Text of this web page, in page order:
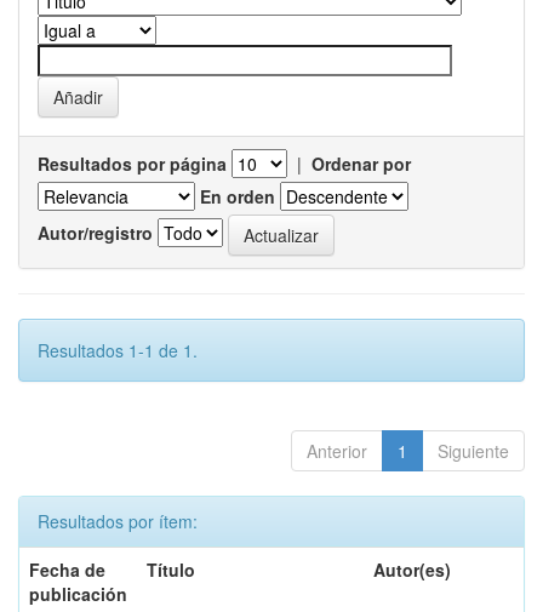
Resultados por página | Ordenar por
En orden
Autor/registro
Resultados 1-1 de 1.
Anterior 1 Siguiente
Resultados por ítem:
Fecha de
publicación
Título Autor(es)